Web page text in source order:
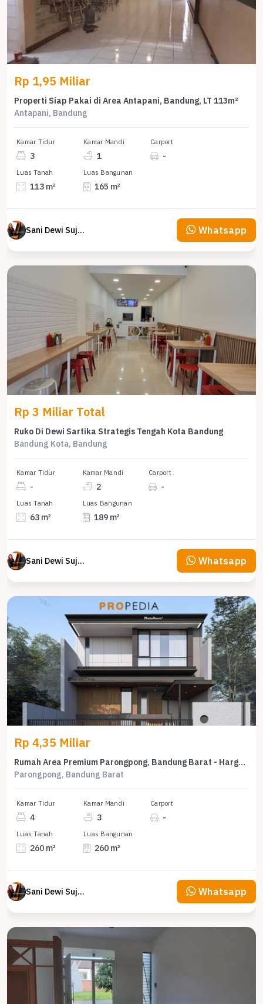
Rp 1,95 Miliar
Properti Siap Pakai di Area Antapani, Bandung, LT 113m²
Antapani, Bandung
Kamar Tidur
3
Kamar Mandi
1
Carport
-
Luas Tanah
113 m²
Luas Bangunan
165 m²
Sani Dewi Sujono Whatsapp
Rp 3 Miliar Total
Ruko Di Dewi Sartika Strategis Tengah Kota Bandung
Bandung Kota, Bandung
Kamar Tidur
-
Kamar Mandi
2
Carport
-
Luas Tanah
63 m²
Luas Bangunan
189 m²
Sani Dewi Sujono Whatsapp
Rp 4,35 Miliar
Rumah Area Premium Parongpong, Bandung Barat - Harga Menarik 4,35 Miliar
Parongpong, Bandung Barat
Kamar Tidur
4
Kamar Mandi
3
Carport
-
Luas Tanah
260 m²
Luas Bangunan
260 m²
Sani Dewi Sujono Whatsapp